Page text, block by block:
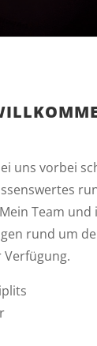
uns vorbei
Team
rund um